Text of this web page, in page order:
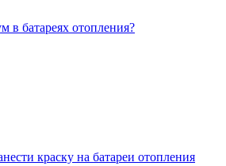
в батареях отопления?
краску на батареи отопления